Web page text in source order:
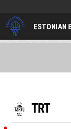
ESTONIAN
TRT